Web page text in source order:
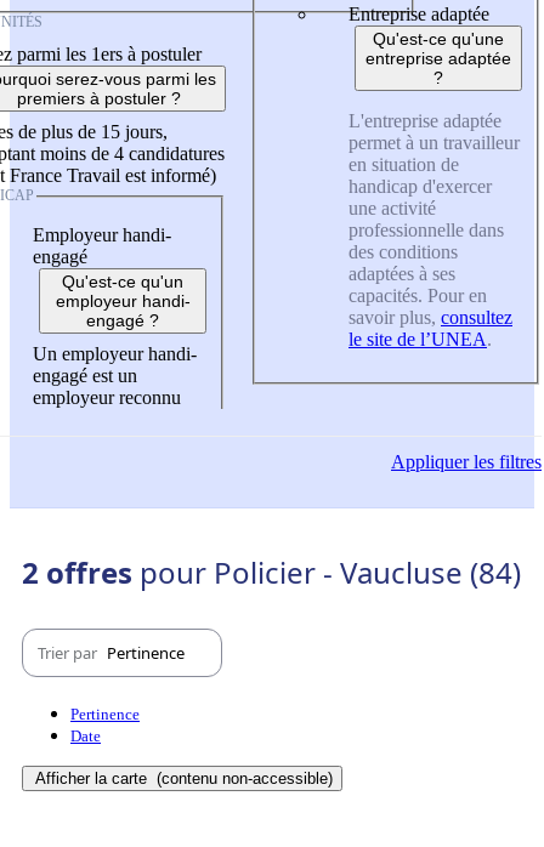
parmi les 1ers à postuler
serez-vous parmi les
premiers à postuler ?
de plus de 15 jours,
moins de 4 candidatures
France Travail est informé)
Employeur handi-
engagé
Qu'est-ce qu'un
employeur handi-
engagé ?
Un employeur handi-
engagé est un
employeur reconnu
Entreprise adaptée
Qu'est-ce qu'une
entreprise adaptée
?
L'entreprise adaptée
permet à un travailleur
en situation de
handicap d'exercer
une activité
professionnelle dans
des conditions
adaptées à ses
capacités. Pour en
savoir plus, consultez
le site de l’UNEA.
Appliquerles filtres
2 offres pour Policier - Vaucluse (84)
Trier par Pertinence
Pertinence
Date
Afficher la carte (contenu non-accessible)